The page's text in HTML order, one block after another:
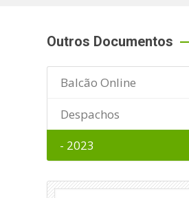
Outros Documentos
Balcão Online
Despachos
- 2023